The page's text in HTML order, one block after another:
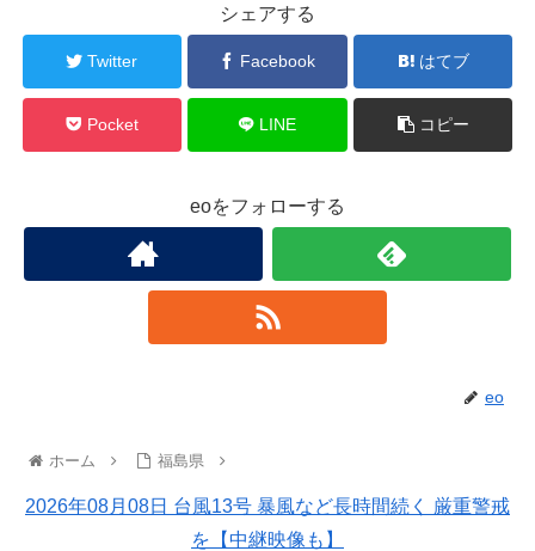
シェアする
Twitter Facebook はてブ
Pocket LINE コピー
eoをフォローする
eo
ホーム 福島県
2026年08月08日 台風13号 暴風など長時間続く 厳重警戒
を【中継映像も】